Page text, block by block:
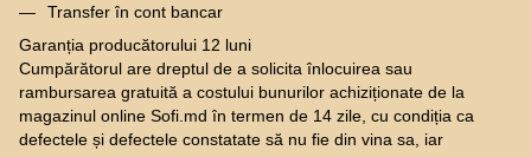
Transfer în cont bancar
Garanția producătorului 12 luni
Cumpărătorul are dreptul de a solicita înlocuirea sau
rambursarea gratuită a costului bunurilor achiziționate de la
magazinul online Sofi.md în termen de 14 zile, cu condiția ca
defectele și defectele constatate să nu fie din vina sa, iar